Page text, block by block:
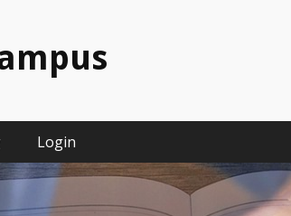
Login